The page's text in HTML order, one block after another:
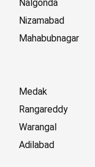
Nalgonda
Nizamabad
Mahabubnagar
Medak
Rangareddy
Warangal
Adilabad